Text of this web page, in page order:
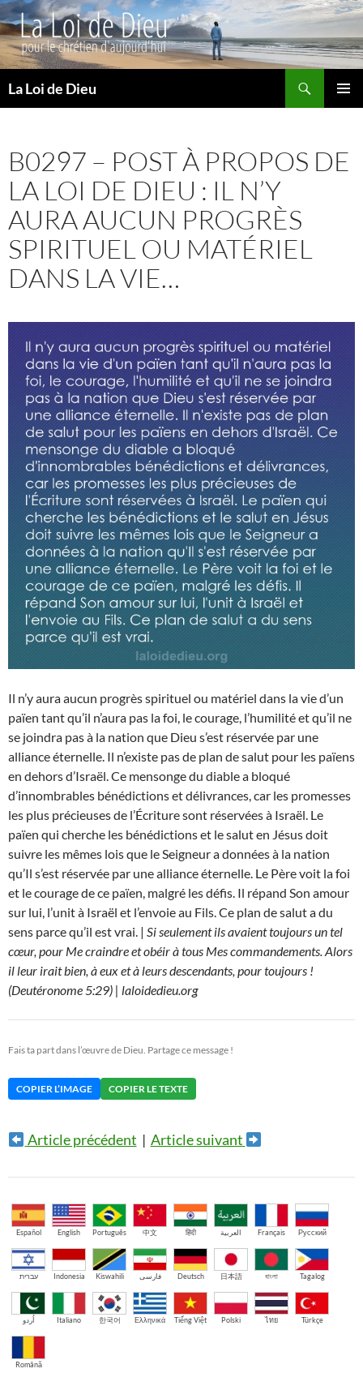
La Loi de Dieu
B0297 – POST À PROPOS DE
LA LOI DE DIEU : IL N’Y
AURA AUCUN PROGRÈS
SPIRITUEL OU MATÉRIEL
DANS LA VIE…
Il n’y aura aucun progrès spirituel ou matériel dans la vie d’un
païen tant qu’il n’aura pas la foi, le courage, l’humilité et qu’il ne
se joindra pas à la nation que Dieu s’est réservée par une
alliance éternelle. Il n’existe pas de plan de salut pour les païens
en dehors d’Israël. Ce mensonge du diable a bloqué
d’innombrables bénédictions et délivrances, car les promesses
les plus précieuses de l’Écriture sont réservées à Israël. Le
païen qui cherche les bénédictions et le salut en Jésus doit
suivre les mêmes lois que le Seigneur a données à la nation
qu’Il s’est réservée par une alliance éternelle. Le Père voit la foi
et le courage de ce païen, malgré les défis. Il répand Son amour
sur lui, l’unit à Israël et l’envoie au Fils. Ce plan de salut a du
sens parce qu’il est vrai. | Si seulement ils avaient toujours un tel
cœur, pour Me craindre et obéir à tous Mes commandements. Alors
il leur irait bien, à eux et à leurs descendants, pour toujours !
(Deutéronome 5:29) | laloidedieu.org
Fais ta part dans l’œuvre de Dieu. Partage ce message !
COPIER L’IMAGE COPIER LE TEXTE
Article précédent | Article suivant
Español English Português 中文 हिंदी العربية Français Русский
עברית Indonesia Kiswahili فارسی Deutsch 日本語 বাংলা Tagalog
اُردو Italiano 한국어 Ελληνικά Tiếng Việt Polski ไทย Türkçe
Română